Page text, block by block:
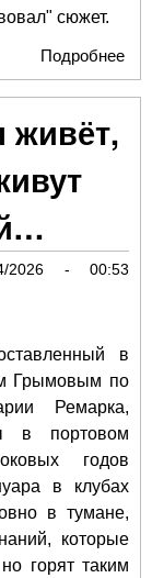
сюжет.
Подробнее
и
живёт,
2026 - 00:53
в
Грымовым по
Ремарка,
в портовом
годов
в клубах
в тумане,
которые
горят таким